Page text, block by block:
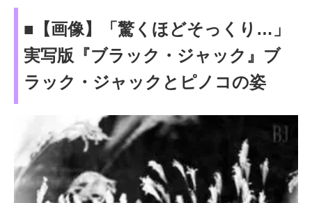
■【画像】「驚くほどそっくり…」
実写版『ブラック・ジャック』ブ
ラック・ジャックとピノコの姿